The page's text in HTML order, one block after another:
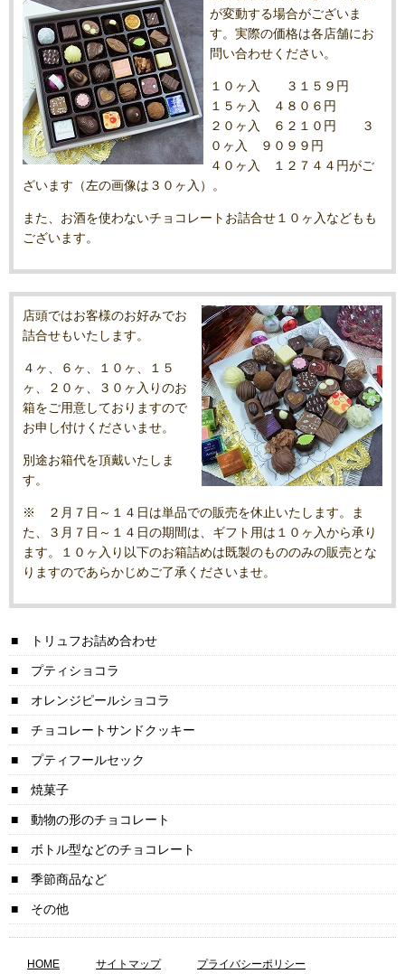
が変動する場合がございま
す。実際の価格は各店舗にお
問い合わせください。
１０ヶ入 ３１５９円
１５ヶ入 ４８０６円
２０ヶ入 ６２１０円 ３
０ヶ入 ９０９９円
４０ヶ入 １２７４４円がご
ざいます（左の画像は３０ヶ入）。
また、お酒を使わないチョコレートお詰合せ１０ヶ入などもも
ございます。
店頭ではお客様のお好みでお
詰合せもいたします。
４ヶ、６ヶ、１０ヶ、１５
ヶ、２０ヶ、３０ヶ入りのお
箱をご用意しておりますので
お申し付けくださいませ。
別途お箱代を頂戴いたしま
す。
※ ２月７日～１４日は単品での販売を休止いたします。ま
た、３月７日～１４日の期間は、ギフト用は１０ヶ入から承り
ます。１０ヶ入り以下のお箱詰めは既製のもののみの販売とな
りますのであらかじめご了承くださいませ。
トリュフお詰め合わせ
プティショコラ
オレンジピールショコラ
チョコレートサンドクッキー
プティフールセック
焼菓子
動物の形のチョコレート
ボトル型などのチョコレート
季節商品など
その他
HOME サイトマップ プライバシーポリシー